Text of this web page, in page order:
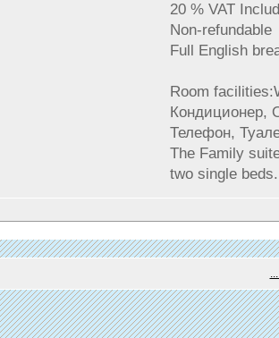
20 % VAT
Non-refundable
Full English
Room
Кондиционер,
Телефон,
The Family
two single beds.